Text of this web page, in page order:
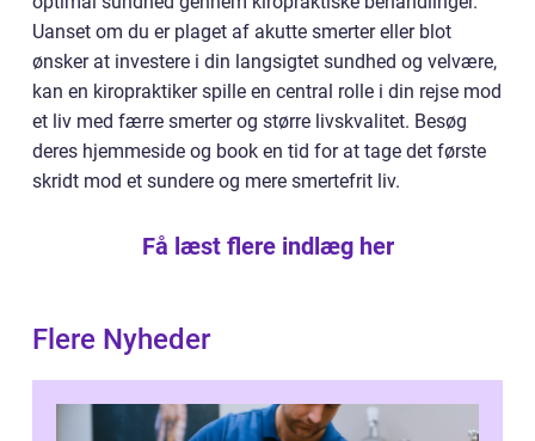
Uanset om du er plaget af akutte smerter eller blot
ønsker at investere i din langsigtet sundhed og velvære,
kan en kiropraktiker spille en central rolle i din rejse mod
et liv med færre smerter og større livskvalitet. Besøg
deres hjemmeside og book en tid for at tage det første
skridt mod et sundere og mere smertefrit liv.
Få læst flere indlæg her
Flere Nyheder